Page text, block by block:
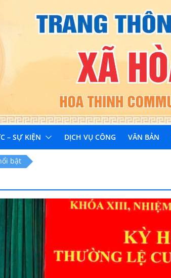
– SỰ KIỆN DỊCH VỤ CÔNG VĂN BẢN
bật